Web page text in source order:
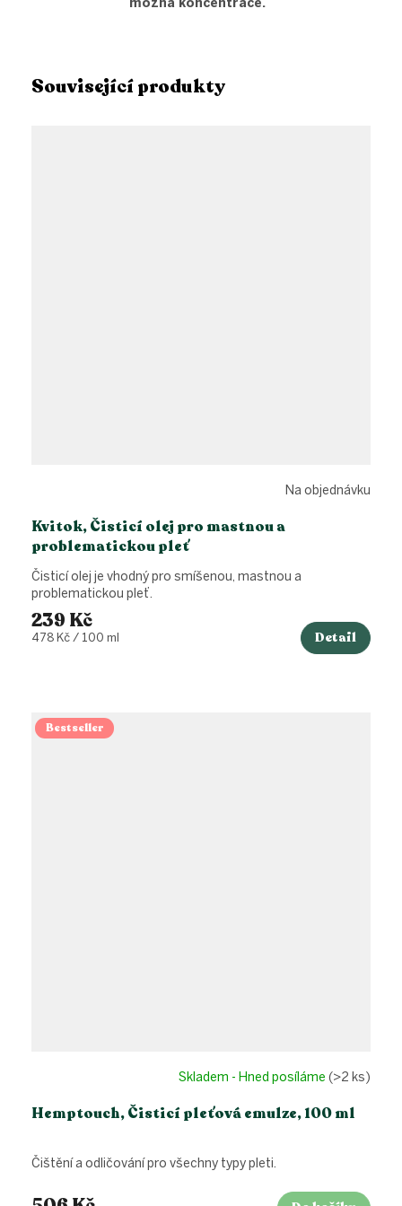
Související produkty
Kvitok, Čisticí olej pro mastnou a
problematickou pleť
Na objednávku
239 Kč
Měrná
478 Kč / 100 ml Detail
Čisticí olej je vhodný pro smíšenou, mastnou a
problematickou pleť.
Bestseller
Hemptouch, Čisticí pleťová emulze, 100 ml
Skladem - Hned posíláme (>2 ks)
Čištění a odličování pro všechny typy pleti.
možná koncentrace.